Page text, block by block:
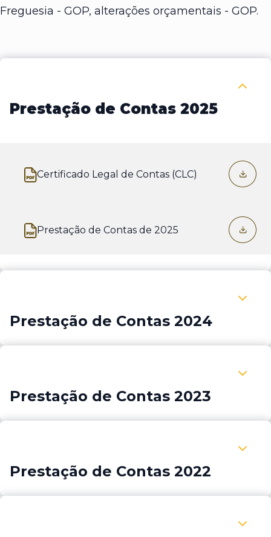
Freguesia - GOP, alterações orçamentais - GOP.
Recolher Prestação de Contas 2025
Prestação de Contas 2025
Certificado Legal de Contas (CLC)
Abre num novo separador
Prestação de Contas de 2025
Abre num novo separador
Expandir Prestação de Contas 2024
Prestação de Contas 2024
Expandir Prestação de Contas 2023
Prestação de Contas 2023
Expandir Prestação de Contas 2022
Prestação de Contas 2022
Expandir Prestação de Contas 2021